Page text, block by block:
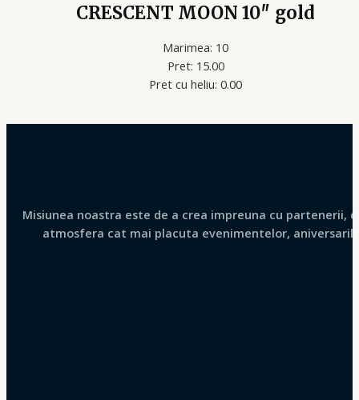
CRESCENT MOON 10″ gold
Marimea: 10
Pret: 15.00
Pret cu heliu: 0.00
Misiunea noastra este de a crea impreuna cu partenerii,
atmosfera cat mai placuta evenimentelor,